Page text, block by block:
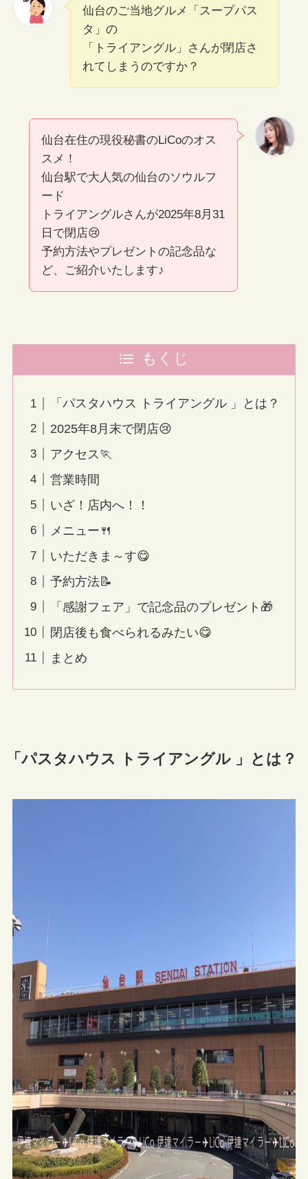
仙台のご当地グルメ「スープパス
タ」の
「トライアングル」さんが閉店さ
れてしまうのですか？
仙台在住の現役秘書のLiCoのオス
スメ！
仙台駅で大人気の仙台のソウルフ
ード
トライアングルさんが2025年8月31
日で閉店😢
予約方法やプレゼントの記念品な
ど、ご紹介いたします♪
もくじ
「パスタハウス トライアングル 」とは？
2025年8月末で閉店😢
アクセス🏃
営業時間
いざ！店内へ！！
メニュー🍴
いただきま～す😋
予約方法📝
「感謝フェア」で記念品のプレゼント🎁
閉店後も食べられるみたい😋
まとめ
「パスタハウス トライアングル 」とは？